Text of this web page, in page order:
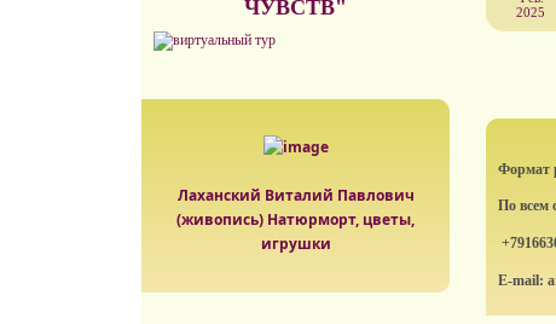
ЧУВСТВ"
Лаханский Виталий Павлович
(живопись) Натюрморт, цветы,
игрушки
2025
Формат
По всем
E-mail: